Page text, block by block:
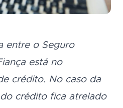
entre o Seguro
está no
crédito. No caso da
crédito fica atrelado